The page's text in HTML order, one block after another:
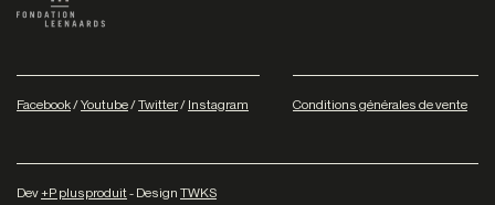
Facebook/Youtube/Twitter/ Instagram Conditions générales de vente
Dev+P plusproduit- Design TWKS